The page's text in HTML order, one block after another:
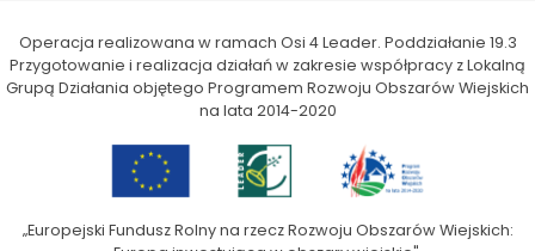
Operacja realizowana w ramach Osi 4 Leader. Poddziałanie 19.3
Przygotowanie i realizacja działań w zakresie współpracy z Lokalną
Grupą Działania objętego Programem Rozwoju Obszarów Wiejskich
na lata 2014-2020
„Europejski Fundusz Rolny na rzecz Rozwoju Obszarów Wiejskich: